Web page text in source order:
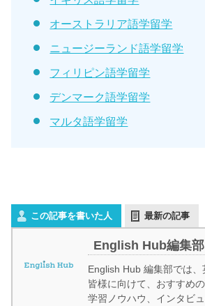
オーストラリア語学留学
ニュージーランド語学留学
フィリピン語学留学
デンマーク語学留学
マルタ語学留学
この記事を書いた人 最新の記事
English Hub編集
English Hub 編集部では
皆様に向けて、おすすめ
学習ノウハウ、インタビ